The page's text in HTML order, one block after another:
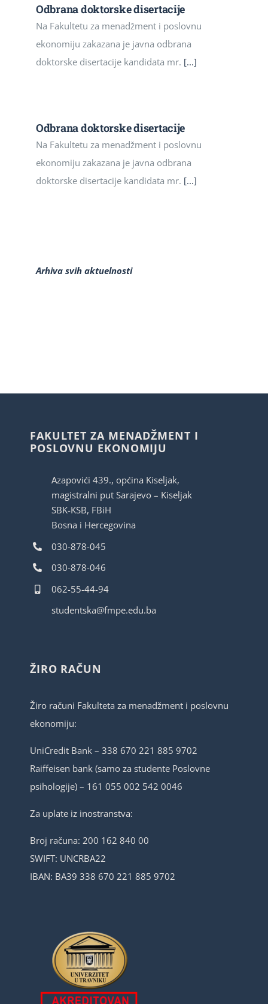
Odbrana doktorske disertacije
Na Fakultetu za menadžment i poslovnu
ekonomiju zakazana je javna odbrana
doktorske disertacije kandidata mr. [...]
Odbrana doktorske disertacije
Na Fakultetu za menadžment i poslovnu
ekonomiju zakazana je javna odbrana
doktorske disertacije kandidata mr. [...]
Arhiva svih aktuelnosti
FAKULTET ZA MENADŽMENT I
POSLOVNU EKONOMIJU
Azapovići 439., općina Kiseljak,
magistralni put Sarajevo – Kiseljak
SBK-KSB, FBiH
Bosna i Hercegovina
030-878-045
030-878-046
062-55-44-94
studentska@fmpe.edu.ba
ŽIRO RAČUN
Žiro računi Fakulteta za menadžment i poslovnu
ekonomiju:
UniCredit Bank – 338 670 221 885 9702
Raiffeisen bank (samo za studente Poslovne
psihologije) – 161 055 002 542 0046
Za uplate iz inostranstva:
Broj računa: 200 162 840 00
SWIFT: UNCRBA22
IBAN: BA39 338 670 221 885 9702